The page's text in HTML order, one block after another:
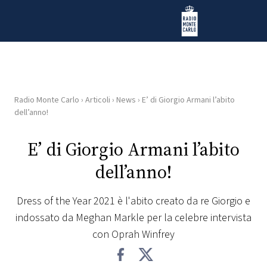
Radio Monte Carlo
HOME
RADIO
PLAYLIST
Radio Monte Carlo › Articoli › News › E’ di Giorgio Armani l’abito
dell’anno!
E’ di Giorgio Armani l’abito
dell’anno!
Dress of the Year 2021 è l'abito creato da re Giorgio e
indossato da Meghan Markle per la celebre intervista
con Oprah Winfrey